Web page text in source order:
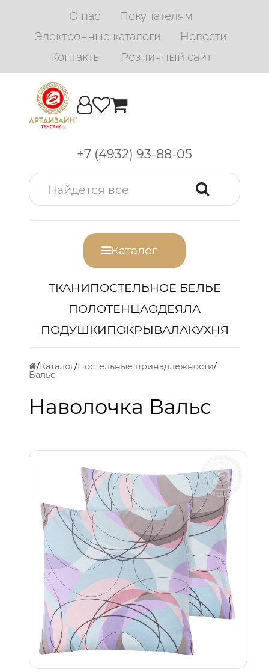
О нас
Покупателям
Электронные каталоги
Новости
Контакты
Розничный сайт
+7 (4932) 93-88-05
Каталог
ТКАНИПОСТЕЛЬНОЕ БЕЛЬЕ
ПОЛОТЕНЦАОДЕЯЛА
ПОДУШКИПОКРЫВАЛАКУХНЯ
Каталог Постельные принадлежности
Вальс
Наволочка Вальс